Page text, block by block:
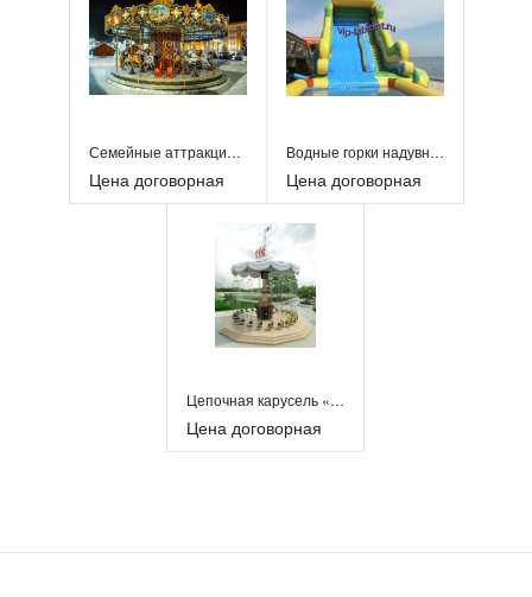
Семейные аттракционы
Цена договорная
Водные горки надувные
Цена договорная
Цепочная карусель «Испаньола»
Цена договорная